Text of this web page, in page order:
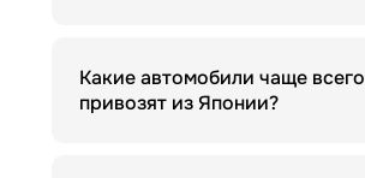
Какие автомобили чаще всего
привозят из Японии?